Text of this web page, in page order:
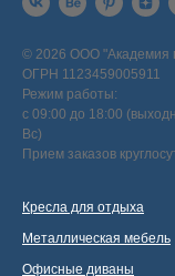
© 2026 ООО "Академия
ОГРН 1123459005911
Режим работы:
с 09:00 до 18:00
Вс)
Прием заказов
Кресла для отдыха
Металлическая мебель
Офисные диваны